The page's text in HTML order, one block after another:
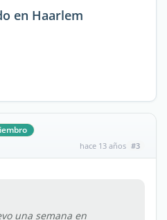
en Haarlem
hace 13 años #3
una semana en